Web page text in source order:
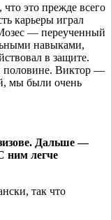
это прежде всего
карьеры играл
— переученный
навыками,
в защите.
половине. Виктор —
мы были очень
Дальше —
ним легче
так что